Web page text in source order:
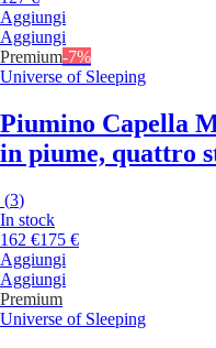
Aggiungi
Aggiungi
Premium-7%
Universe of Sleeping
Piumino Capella
in piume, quattro
(3)
In stock
162 €175 €
Aggiungi
Aggiungi
Premium
Universe of Sleeping